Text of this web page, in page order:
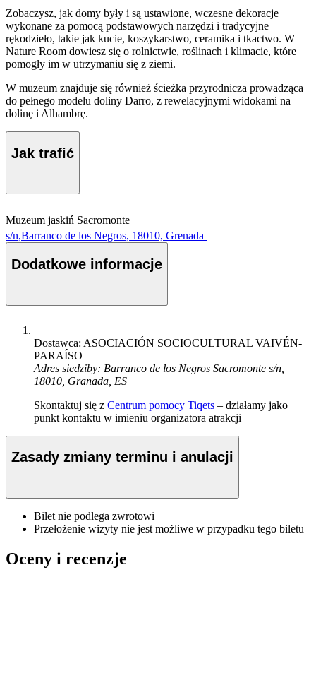
Zobaczysz, jak domy były i są ustawione, wczesne dekoracje
wykonane za pomocą podstawowych narzędzi i tradycyjne
rękodzieło, takie jak kucie, koszykarstwo, ceramika i tkactwo. W
Nature Room dowiesz się o rolnictwie, roślinach i klimacie, które
pomogły im w utrzymaniu się z ziemi.
W muzeum znajduje się również ścieżka przyrodnicza prowadząca
do pełnego modelu doliny Darro, z rewelacyjnymi widokami na
dolinę i Alhambrę.
Jak trafić
Muzeum jaskiń Sacromonte
s/n,Barranco de los Negros, 18010, Grenada
Dodatkowe informacje
Dostawca: ASOCIACIÓN SOCIOCULTURAL VAIVÉN-
PARAÍSO
Adres siedziby: Barranco de los Negros Sacromonte s/n,
18010, Granada, ES
Skontaktuj się z Centrum pomocy Tiqets – działamy jako
punkt kontaktu w imieniu organizatora atrakcji
Zasady zmiany terminu i anulacji
Bilet nie podlega zwrotowi
Przełożenie wizyty nie jest możliwe w przypadku tego biletu
Oceny i recenzje